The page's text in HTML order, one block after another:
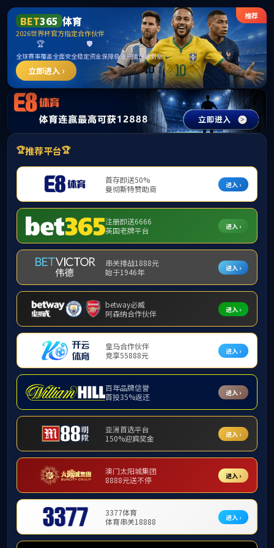
EMC易倍·(中国区)官方网站
学院概况 党建工作 师资队伍 人
党建工作
党的建设
工会工作
团委工作
院友会
关工委
医学与健康工程学
医学与健康工程学
医学与健康工程学
我院第一党支部与